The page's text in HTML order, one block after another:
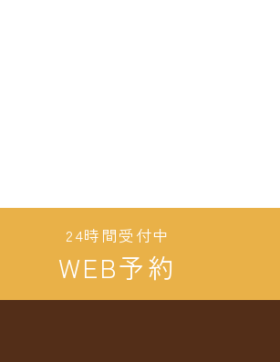
24時間受付中
WEB予約